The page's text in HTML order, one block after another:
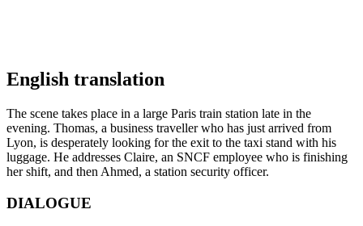
English translation
The scene takes place in a large Paris train station late in the
evening. Thomas, a business traveller who has just arrived from
Lyon, is desperately looking for the exit to the taxi stand with his
luggage. He addresses Claire, an SNCF employee who is finishing
her shift, and then Ahmed, a station security officer.
DIALOGUE